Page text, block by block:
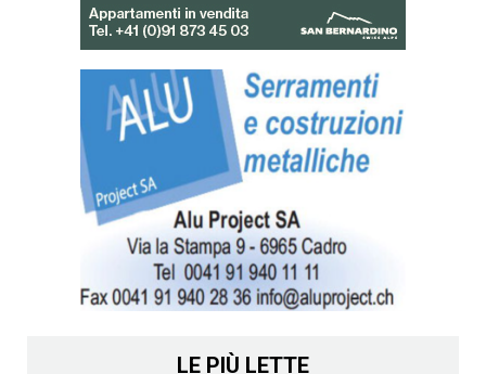
LE PIÙ LETTE